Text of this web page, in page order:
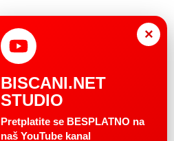
×
BISCANI.NET
STUDIO
Pretplatite se BESPLATNO na
naš YouTube kanal